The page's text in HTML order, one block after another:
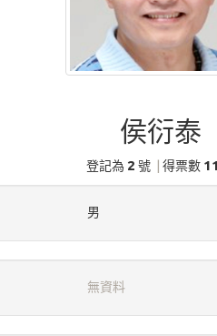
侯衍泰
登記為 2 號 得票數
男
無資料